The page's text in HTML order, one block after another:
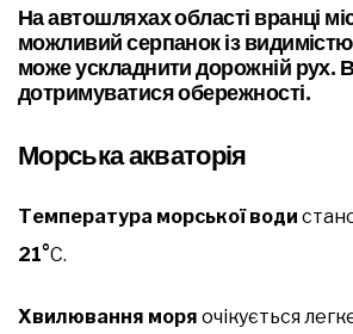
На автошляхах області вранці
можливий серпанок із
може ускладнити дорожній рух.
дотримуватися обережності.
Морська акваторія
Температура морської води
21°С.
Хвилювання моря очікується